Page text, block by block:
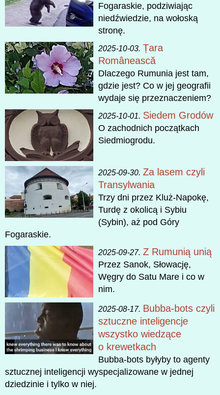
Fogaraskie, podziwiając
niedźwiedzie, na wołoską
stronę.
2025-10-03. Țara
Românească
Dlaczego Rumunia jest tam,
gdzie jest? Co w jej geografii
wydaje się przeznaczeniem?
2025-10-01. Siedem Grodów
O zachodnich początkach
Siedmiogrodu.
2025-09-30. Za lasem czyli
Transylwania
Trzy dni przez Kluż-Napokę,
Turdę z okolicą i Sybiu
(Sybin), aż pod Góry
Fogaraskie.
2025-09-27. Z Rumunią unią
Przez Sanok, Słowację,
Węgry do Satu Mare i co w
nim.
2025-08-17. Bubba-bots czyli
sztuczne inteligencje
wszystko wiedzące
o krewetkach
Bubba-bots byłyby to agenty
sztucznej inteligencji wyspecjalizowane w jednej
dziedzinie i tylko w niej.